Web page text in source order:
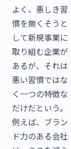
よく、悪しき習
慣を無くそうと
して新規事業に
取り組む企業が
あるが、それは
悪い習慣ではな
く一つの特徴な
だけだという。
例えば、ブラン
ド力のある会社